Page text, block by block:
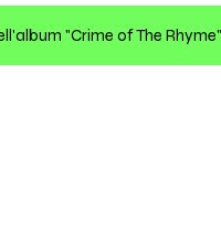
"Crime of The Rhyme"